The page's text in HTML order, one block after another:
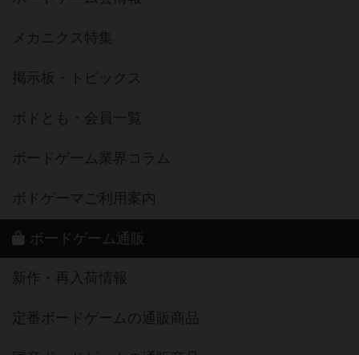
メカニクス特集
掲示板・トピックス
ボドとも・会員一覧
ボードゲーム業界コラム
ボドゲーマご利用案内
ボードゲーム通販
新作・再入荷情報
定番ボードゲームの通販商品